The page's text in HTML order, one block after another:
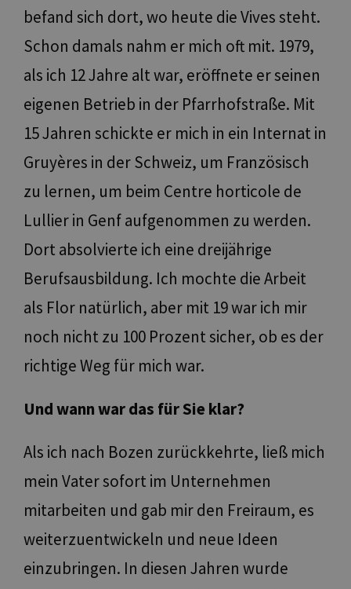
befand sich dort, wo heute die Vives steht.
Schon damals nahm er mich oft mit. 1979,
als ich 12 Jahre alt war, eröffnete er seinen
eigenen Betrieb in der Pfarrhofstraße. Mit
15 Jahren schickte er mich in ein Internat in
Gruyères in der Schweiz, um Französisch
zu lernen, um beim Centre horticole de
Lullier in Genf aufgenommen zu werden.
Dort absolvierte ich eine dreijährige
Berufsausbildung. Ich mochte die Arbeit
als Flor natürlich, aber mit 19 war ich mir
noch nicht zu 100 Prozent sicher, ob es der
richtige Weg für mich war.
Und wann war das für Sie klar?
Als ich nach Bozen zurückkehrte, ließ mich
mein Vater sofort im Unternehmen
mitarbeiten und gab mir den Freiraum, es
weiterzuentwickeln und neue Ideen
einzubringen. In diesen Jahren wurde